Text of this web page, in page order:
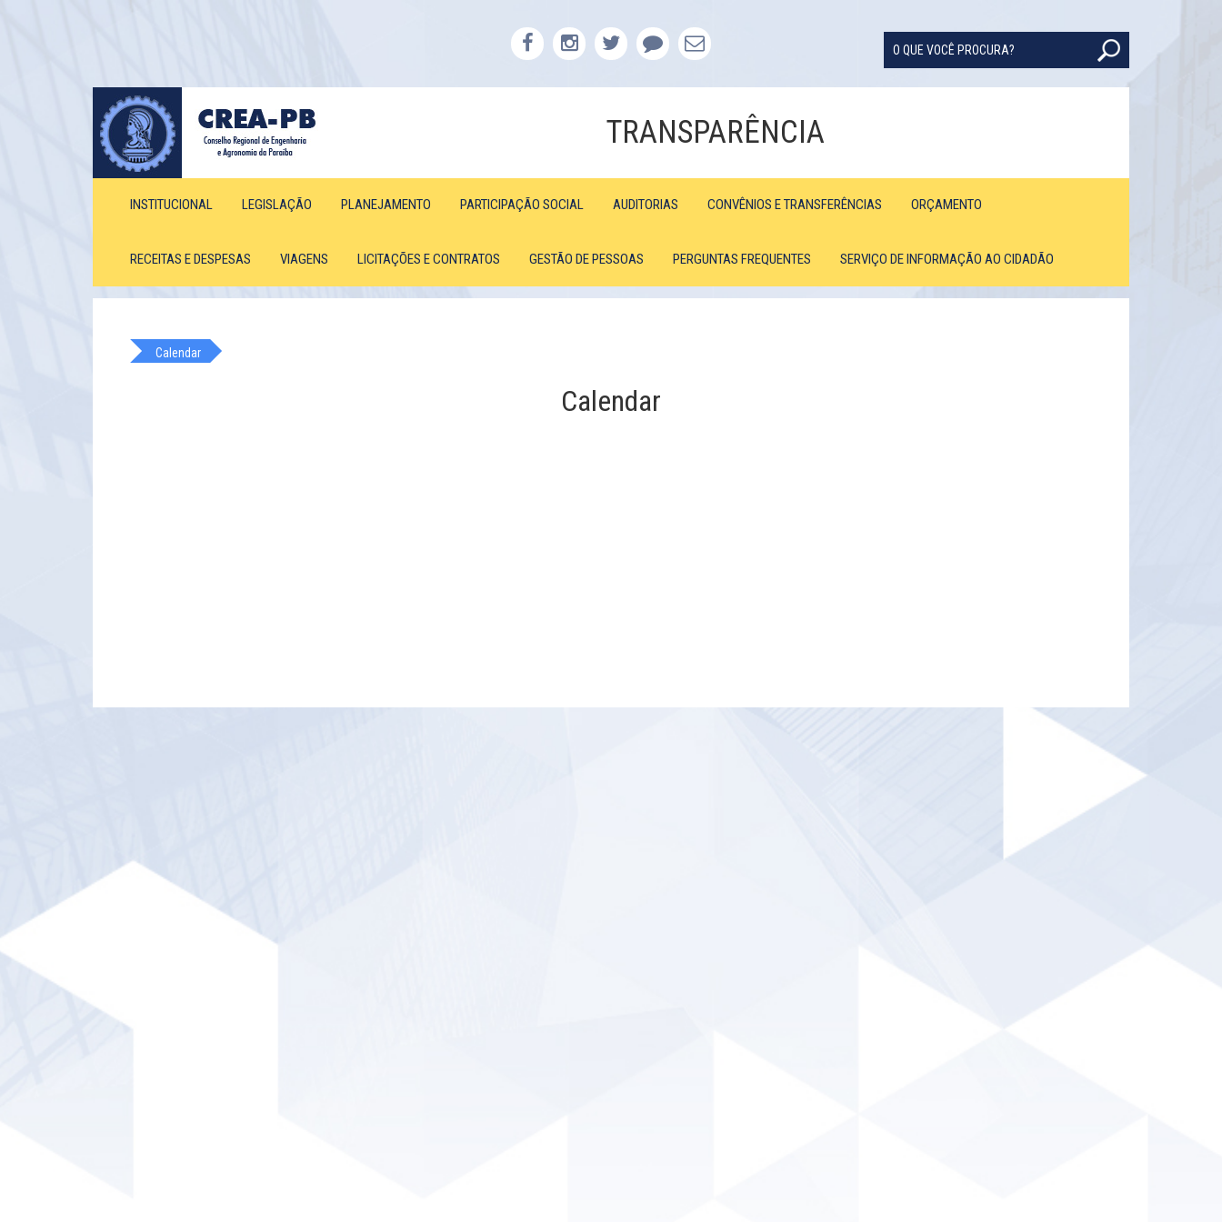
TRANSPARÊNCIA
INSTITUCIONAL LEGISLAÇÃO PLANEJAMENTO PARTICIPAÇÃO SOCIAL AUDITORIAS CONVÊNIOS E TRANSFERÊNCIAS ORÇAMENTO
RECEITAS E DESPESAS VIAGENS LICITAÇÕES E CONTRATOS GESTÃO DE PESSOAS PERGUNTAS FREQUENTES SERVIÇO DE INFORMAÇÃO AO CIDADÃO
Calendar
Calendar